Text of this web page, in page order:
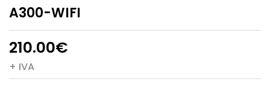
A300-WIFI
210.00€
+ IVA